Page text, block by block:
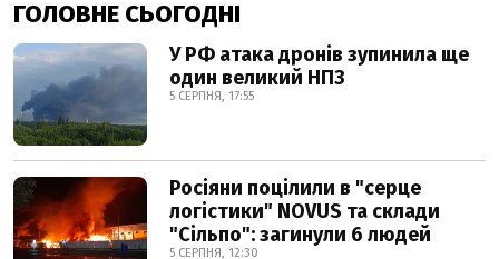
ГОЛОВНЕ СЬОГОДНІ
У РФ атака дронів зупинила ще
один великий НПЗ
5 СЕРПНЯ, 17:55
Росіяни поцілили в "серце
логістики" NOVUS та склади
"Сільпо": загинули 6 людей
5 СЕРПНЯ, 12:30